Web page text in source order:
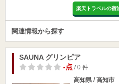
楽天トラベルの宿
関連情報から探す
SAUNA グリンピア
-点/ 0 件
高知県 / 高知市